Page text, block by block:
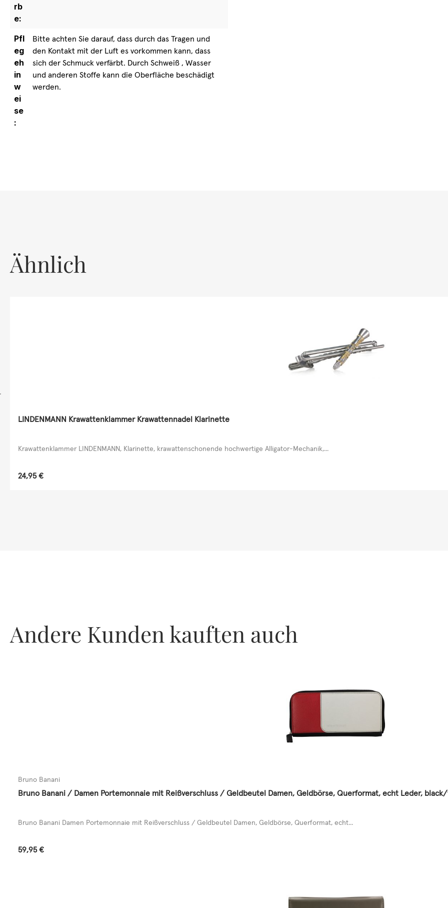
rb
e:
Pfl
eg
eh
in
w
ei
se
:
Bitte achten Sie darauf, dass durch das Tragen und
den Kontakt mit der Luft es vorkommen kann, dass
sich der Schmuck verfärbt. Durch Schweiß , Wasser
und anderen Stoffe kann die Oberfläche beschädigt
werden.
Ähnlich
LINDENMANN Krawattenklammer Krawattennadel Klarinette
Krawattenklammer LINDENMANN, Klarinette, krawattenschonende hochwertige Alligator-Mechanik,...
Regulärer Preis:
24,95 €
Andere Kunden kauften auch
Bruno Banani
Bruno Banani / Damen Portemonnaie mit Reißverschluss / Geldbeutel Damen, Geldbörse, Querformat, echt Leder,
Bruno Banani Damen Portemonnaie mit Reißverschluss / Geldbeutel Damen, Geldbörse, Querformat, echt...
Regulärer Preis:
59,95 €